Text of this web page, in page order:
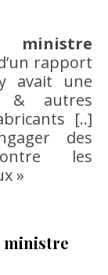
rapport
avait une
& autres
[..]
des
les
»
ministre